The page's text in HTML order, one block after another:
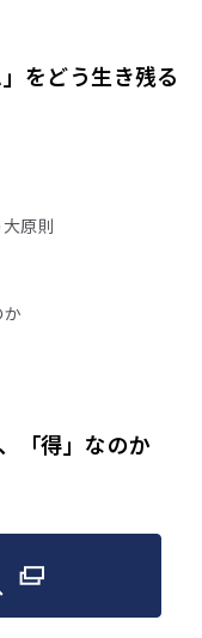
をどう生き残る
原則
「得」なのか